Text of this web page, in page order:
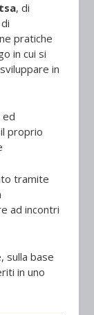
, di
pratiche
in cui si
in
ed
proprio
tramite
ad incontri
sulla base
in uno